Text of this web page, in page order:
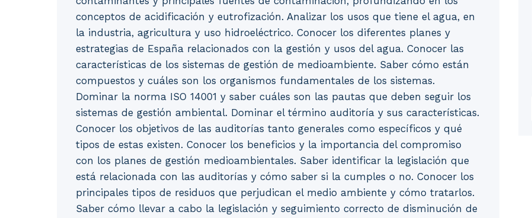
conceptos de acidificación y eutrofización. Analizar los usos que tiene el agua, en
la industria, agricultura y uso hidroeléctrico. Conocer los diferentes planes y
estrategias de España relacionados con la gestión y usos del agua. Conocer las
características de los sistemas de gestión de medioambiente. Saber cómo están
compuestos y cuáles son los organismos fundamentales de los sistemas.
Dominar la norma ISO 14001 y saber cuáles son las pautas que deben seguir los
sistemas de gestión ambiental. Dominar el término auditoría y sus características.
Conocer los objetivos de las auditorías tanto generales como específicos y qué
tipos de estas existen. Conocer los beneficios y la importancia del compromiso
con los planes de gestión medioambientales. Saber identificar la legislación que
está relacionada con las auditorías y cómo saber si la cumples o no. Conocer los
principales tipos de residuos que perjudican el medio ambiente y cómo tratarlos.
Saber cómo llevar a cabo la legislación y seguimiento correcto de disminución de